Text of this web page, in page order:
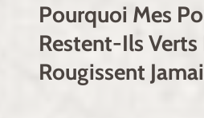
Pourquoi Mes
Restent-Ils Verts
Rougissent